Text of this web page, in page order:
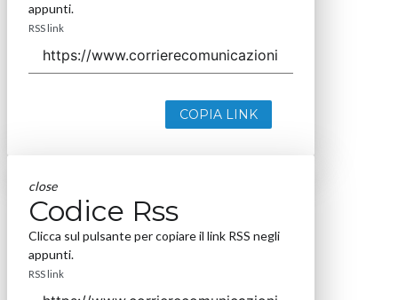
appunti.
RSS link
COPIA LINK
close
Codice Rss
Clicca sul pulsante per copiare il link RSS negli
appunti.
RSS link